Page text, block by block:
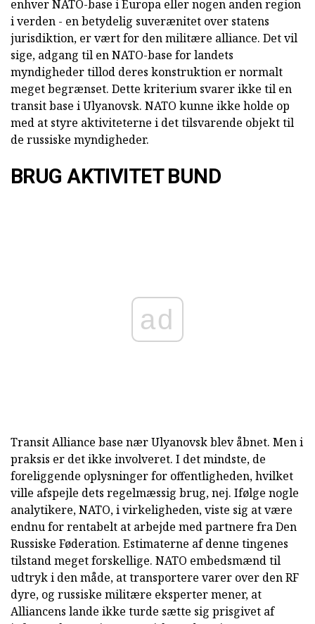
enhver NATO-base i Europa eller nogen anden region
i verden - en betydelig suverænitet over statens
jurisdiktion, er vært for den militære alliance. Det vil
sige, adgang til en NATO-base for landets
myndigheder tillod deres konstruktion er normalt
meget begrænset. Dette kriterium svarer ikke til en
transit base i Ulyanovsk. NATO kunne ikke holde op
med at styre aktiviteterne i det tilsvarende objekt til
de russiske myndigheder.
BRUG AKTIVITET BUND
ad
Transit Alliance base nær Ulyanovsk blev åbnet. Men i
praksis er det ikke involveret. I det mindste, de
foreliggende oplysninger for offentligheden, hvilket
ville afspejle dets regelmæssig brug, nej. Ifølge nogle
analytikere, NATO, i virkeligheden, viste sig at være
endnu for rentabelt at arbejde med partnere fra Den
Russiske Føderation. Estimaterne af denne tingenes
tilstand meget forskellige. NATO embedsmænd til
udtryk i den måde, at transportere varer over den RF
dyre, og russiske militære eksperter mener, at
Alliancens lande ikke turde sætte sig prisgivet af